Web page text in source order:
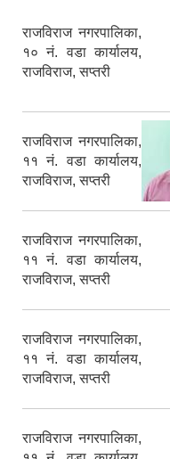
राजविराज नगरपालिका,
१० नं. वडा कार्यालय,
राजविराज, सप्तरी
राजविराज नगरपालिका,
११ नं. वडा कार्यालय,
राजविराज, सप्तरी
राजविराज नगरपालिका,
११ नं. वडा कार्यालय,
राजविराज, सप्तरी
राजविराज नगरपालिका,
११ नं. वडा कार्यालय,
राजविराज, सप्तरी
राजविराज नगरपालिका,